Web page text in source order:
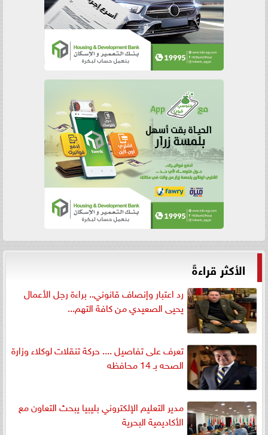
الأكثر قراءةً
رد اعتبار وإنصاف قانوني.. براءة رجل الأعمال
يحيى الصعيدي من كافة التهم...
تعرف على تفاصيل .... حركة تنقلات لوكلاء وزارة
الصحه بـ 14 محافظه
مدير التعليم الإلكتروني بليبيا يبحث التعاون مع
الأكاديمية البحرية